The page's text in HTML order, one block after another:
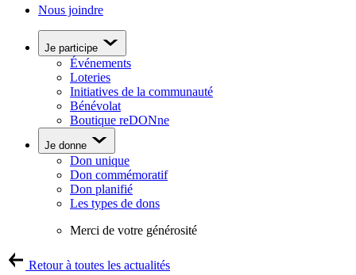
Nous joindre
Je participe
Événements
Loteries
Initiatives de la communauté
Bénévolat
Boutique reDONne
Je donne
Don unique
Don commémoratif
Don planifié
Les types de dons
Merci de votre générosité
Retour à toutes les actualités